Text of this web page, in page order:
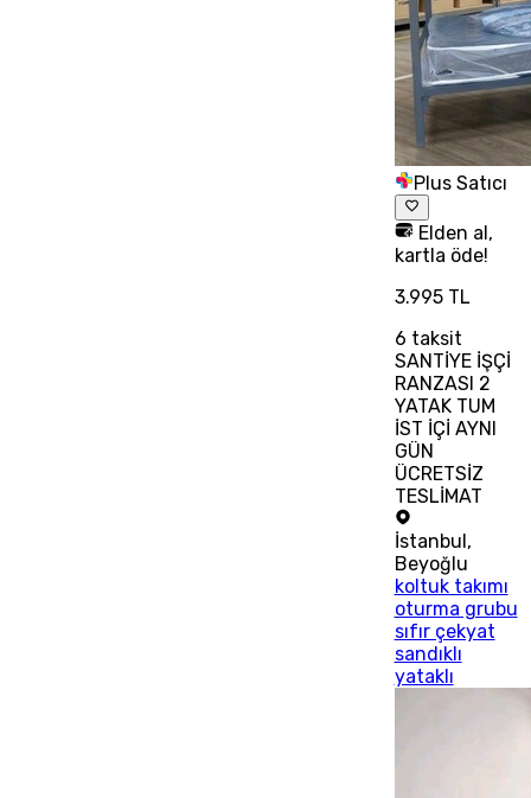
Plus Satıcı
Elden al,
kartla öde!
3.995 TL
6 taksit
SANTİYE İŞÇİ
RANZASI 2
YATAK TUM
İST İÇİ AYNI
GÜN
ÜCRETSİZ
TESLİMAT
İstanbul,
Beyoğlu
koltuk takımı
oturma grubu
sıfır çekyat
sandıklı
yataklı